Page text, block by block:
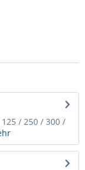
/ 250 / 300 /